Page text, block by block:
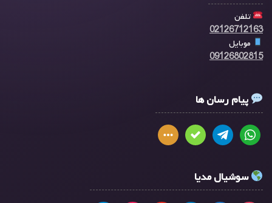
تلفن
02126712163
موبایل
09126802815
پیام رسان ها
سوشیال مدیا